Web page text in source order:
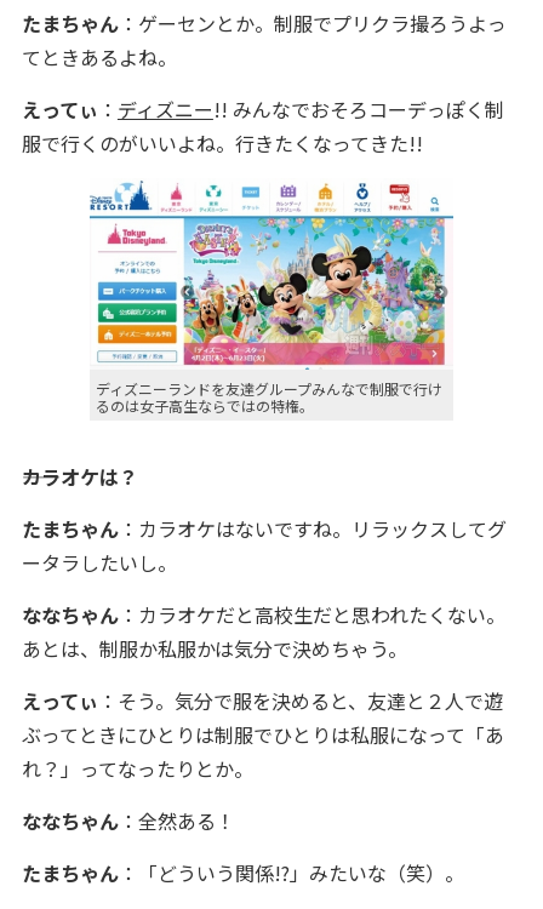
たまちゃん：ゲーセンとか。制服でプリクラ撮ろうよっ
てときあるよね。
えってぃ ： ディズニー!! みんなでおそろコーデっぽく制
服で行くのがいいよね。行きたくなってきた!!
ディズニーランドを友達グループみんなで制服で行け
るのは女子高生ならではの特権。
――カラオケは？
たまちゃん：カラオケはないですね。リラックスしてグ
ータラしたいし。
ななちゃん：カラオケだと高校生だと思われたくない。
あとは、制服か私服かは気分で決めちゃう。
えってぃ ：そう。気分で服を決めると、友達と２人で遊
ぶってときにひとりは制服でひとりは私服になって「あ
れ？」ってなったりとか。
ななちゃん：全然ある！
たまちゃん：「どういう関係!?」みたいな（笑）。